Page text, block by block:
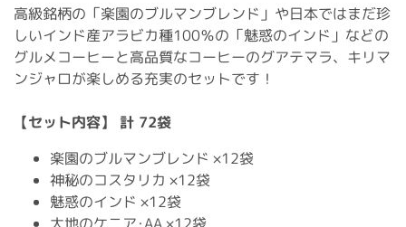
高級銘柄の「楽園のブルマンブレンド」や日本ではまだ珍
しいインド産アラビカ種100％の「魅惑のインド」などの
グルメコーヒーと高品質なコーヒーのグアテマラ、キリマ
ンジャロが楽しめる充実のセットです！
【セット内容】 計 72袋
楽園のブルマンブレンド ×12袋
神秘のコスタリカ ×12袋
魅惑のインド ×12袋